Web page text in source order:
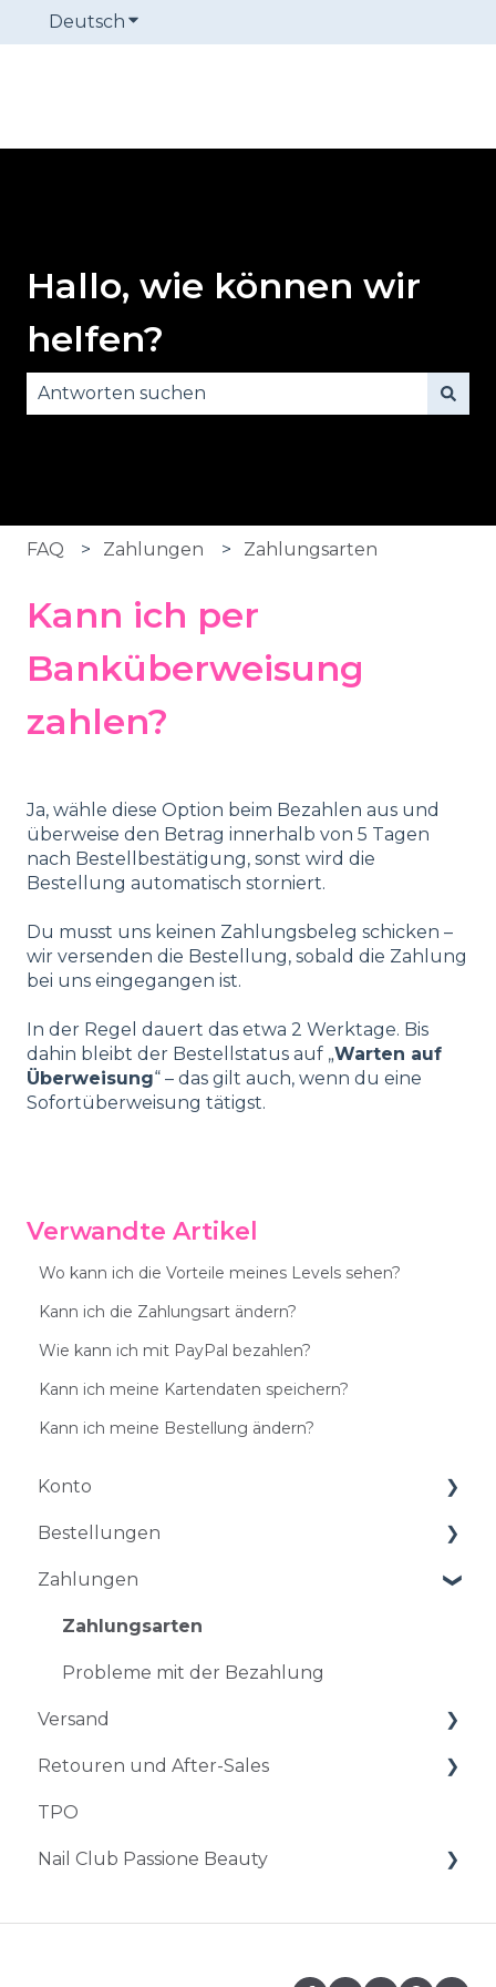
Deutsch Untermenü für Übersetzungen
Hallo, wie können wir
helfen?
FAQ Zahlungen Zahlungsarten
Kann ich per
Banküberweisung
zahlen?
Ja, wähle diese Option beim Bezahlen aus und
überweise den Betrag innerhalb von 5 Tagen
nach Bestellbestätigung, sonst wird die
Bestellung automatisch storniert.
Du musst uns keinen Zahlungsbeleg schicken –
wir versenden die Bestellung, sobald die Zahlung
bei uns eingegangen ist.
In der Regel dauert das etwa 2 Werktage. Bis
dahin bleibt der Bestellstatus auf „Warten auf
Überweisung“ – das gilt auch, wenn du eine
Sofortüberweisung tätigst.
Verwandte Artikel
Wo kann ich die Vorteile meines Levels sehen?
Kann ich die Zahlungsart ändern?
Wie kann ich mit PayPal bezahlen?
Kann ich meine Kartendaten speichern?
Kann ich meine Bestellung ändern?
Konto
Kontoführung
Probleme beim Einloggen
Bestellungen
Bestellungen und Abklärungen
Änderung und Stornierung einer
Zahlungen
Zahlungsarten
Probleme mit der Bezahlung
Versand
Zeitplan und Versand
Schwierigkeiten bei der Lieferung
Retouren und After-Sales
Rückgabe und Umtausch
After-sales Dienst
TPO
Nail Club Passione Beauty